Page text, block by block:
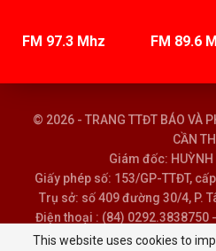
FM 97.3 Mhz FM 89.6
© 2026 - TRANG TTĐT BÁO VÀ
CẦN
Giám đốc: HUỲNH
Giấy phép số: 153/GP-TTĐT,
Trụ sở: số 409 đường 30/4, P.
Điện thoại : (84) 0292.3838750
Email :
This website uses cookies to